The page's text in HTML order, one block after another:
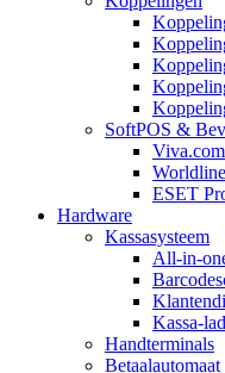
SoftPOS &
ESET
Hardware
Kassasysteem
All-in-
Kassa-
Handterminals
Betaalautomaat